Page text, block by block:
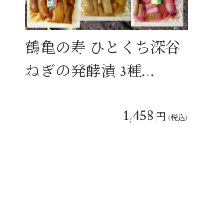
鶴亀の寿 ひとくち深谷
ねぎの発酵漬 3種…
1,458 円 (税込)